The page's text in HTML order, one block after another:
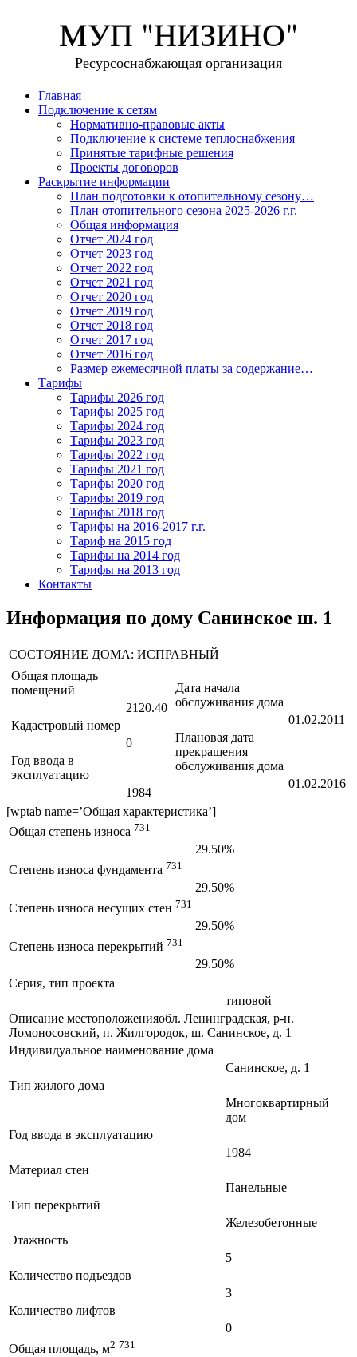
МУП "НИЗИНО"
Ресурсоснабжающая организация
Главная
Подключение к сетям
Нормативно-правовые акты
Подключение к системе теплоснабжения
Принятые тарифные решения
Проекты договоров
Раскрытие информации
План подготовки к отопительному сезону…
План отопительного сезона 2025-2026 г.г.
Общая информация
Отчет 2024 год
Отчет 2023 год
Отчет 2022 год
Отчет 2021 год
Отчет 2020 год
Отчет 2019 год
Отчет 2018 год
Отчет 2017 год
Отчет 2016 год
Размер ежемесячной платы за содержание…
Тарифы
Тарифы 2026 год
Тарифы 2025 год
Тарифы 2024 год
Тарифы 2023 год
Тарифы 2022 год
Тарифы 2021 год
Тарифы 2020 год
Тарифы 2019 год
Тарифы 2018 год
Тарифы на 2016-2017 г.г.
Тариф на 2015 год
Тарифы на 2014 год
Тарифы на 2013 год
Контакты
Информация по дому Санинское ш. 1
СОСТОЯНИЕ ДОМА: ИСПРАВНЫЙ
Общая площадь
помещений
2120.40
Кадастровый номер
0
Год ввода в
эксплуатацию
1984
Дата начала
обслуживания дома
01.02.2011
Плановая дата
прекращения
обслуживания дома
01.02.2016
[wptab name=’Общая характеристика’]
Общая степень износа 731
29.50%
Степень износа фундамента 731
29.50%
Степень износа несущих стен 731
29.50%
Степень износа перекрытий 731
29.50%
Серия, тип проекта
типовой
Описание местоположенияобл. Ленинградская, р-н.
Ломоносовский, п. Жилгородок, ш. Санинское, д. 1
Индивидуальное наименование дома
Санинское, д. 1
Тип жилого дома
Многоквартирный
дом
Год ввода в эксплуатацию
1984
Материал стен
Панельные
Тип перекрытий
Железобетонные
Этажность
5
Количество подъездов
3
Количество лифтов
0
Общая площадь, м2 731